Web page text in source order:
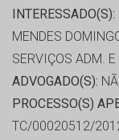
INTERESSADO(S):
MENDES
SERVIÇOS ADM.
ADVOGADO(S):
PROCESSO(S)
TC/00020512/